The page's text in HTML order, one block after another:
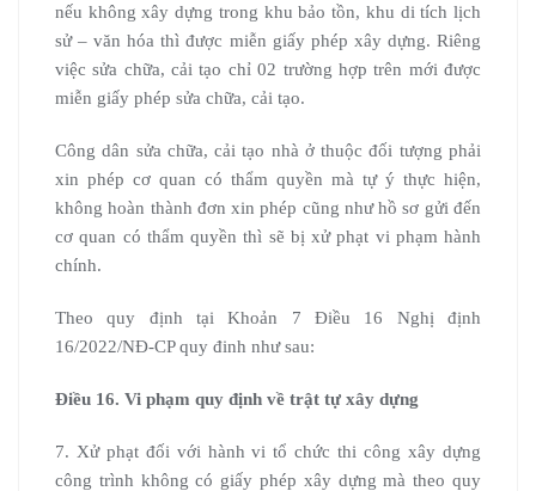
nếu không xây dựng trong khu bảo tồn, khu di tích lịch
sử – văn hóa thì được miễn giấy phép xây dựng. Riêng
việc sửa chữa, cải tạo chỉ 02 trường hợp trên mới được
miễn giấy phép sửa chữa, cải tạo.
Công dân sửa chữa, cải tạo nhà ở thuộc đối tượng phải
xin phép cơ quan có thẩm quyền mà tự ý thực hiện,
không hoàn thành đơn xin phép cũng như hồ sơ gửi đến
cơ quan có thẩm quyền thì sẽ bị xử phạt vi phạm hành
chính.
Theo quy định tại Khoản 7 Điều 16 Nghị định
16/2022/NĐ-CP quy đinh như sau:
Điều 16. Vi phạm quy định về trật tự xây dựng
7. Xử phạt đối với hành vi tổ chức thi công xây dựng
công trình không có giấy phép xây dựng mà theo quy